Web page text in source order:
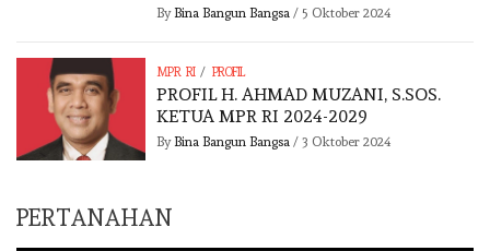
By Bina Bangun Bangsa/ 5 Oktober 2024
MPR RI / PROFIL
PROFIL H. AHMAD MUZANI, S.SOS.
KETUA MPR RI 2024-2029
By Bina Bangun Bangsa/ 3 Oktober 2024
PERTANAHAN